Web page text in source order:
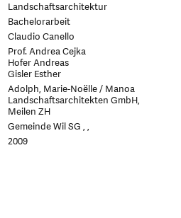
Landschaftsarchitektur
Bachelorarbeit
Claudio Canello
Prof. Andrea Cejka
Hofer Andreas
Gisler Esther
Adolph, Marie-Noëlle / Manoa
Landschaftsarchitekten GmbH,
Meilen ZH
Gemeinde Wil SG , ,
2009